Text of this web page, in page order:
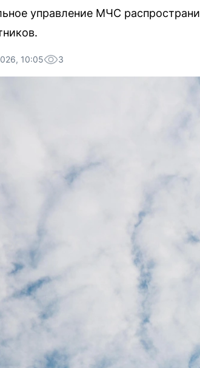
управление МЧС
10:05 3